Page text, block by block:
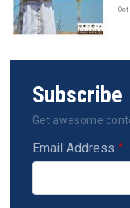
Oct
Subscribe
Get awesome
Email Address